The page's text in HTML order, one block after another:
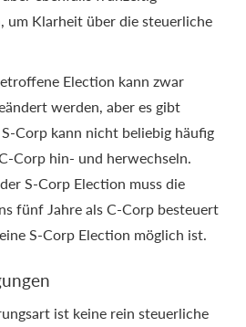
um Klarheit über die steuerliche
Election kann zwar
werden, aber es gibt
Corp kann nicht beliebig häufig
Corp hin- und herwechseln.
S-Corp Election muss die
fünf Jahre als C-Corp besteuert
S-Corp Election möglich ist.
ist keine rein steuerliche